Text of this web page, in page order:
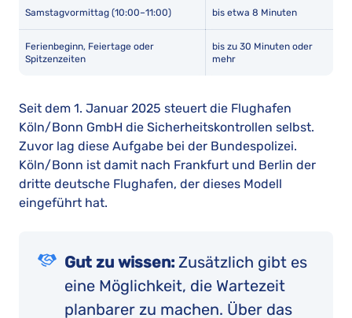
Samstagvormittag (10:00–11:00) bis etwa 8 Minuten
Ferienbeginn, Feiertage oder
Spitzenzeiten
bis zu 30 Minuten oder
mehr
Seit dem 1. Januar 2025 steuert die Flughafen
Köln/Bonn GmbH die Sicherheitskontrollen selbst.
Zuvor lag diese Aufgabe bei der Bundespolizei.
Köln/Bonn ist damit nach Frankfurt und Berlin der
dritte deutsche Flughafen, der dieses Modell
eingeführt hat.
Gut zu wissen: Zusätzlich gibt es
eine Möglichkeit, die Wartezeit
planbarer zu machen. Über das